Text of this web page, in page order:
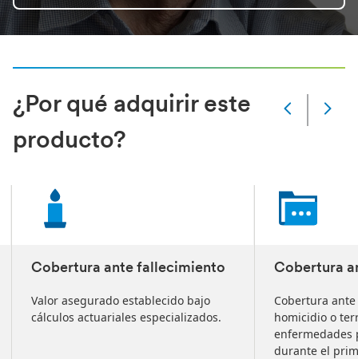
¿Por qué adquirir este
producto?
Slide
Changed
of
3
slides
Cobertura ante fallecimiento
Valor asegurado establecido bajo
cálculos actuariales especializados.
Cobertura
Cobertura
homicidio o
enfermedades
durante el